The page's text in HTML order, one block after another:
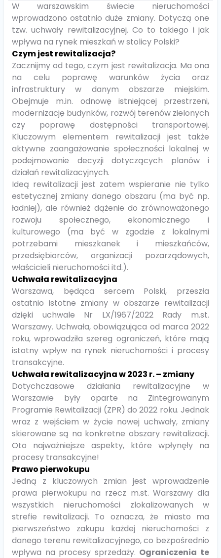
W warszawskim świecie nieruchomości
wprowadzono ostatnio duże zmiany. Dotyczą one
tzw. uchwały rewitalizacyjnej. Co to takiego i jak
wpływa na rynek mieszkań w stolicy Polski?
Czym jest rewitalizacja?
Zacznijmy od tego, czym jest rewitalizacja. Ma ona
na celu poprawę warunków życia oraz
infrastruktury w danym obszarze miejskim.
Obejmuje m.in. odnowę istniejącej przestrzeni,
modernizację budynków, rozwój terenów zielonych
czy poprawę dostępności transportowej.
Kluczowym elementem rewitalizacji jest także
aktywne zaangażowanie społeczności lokalnej w
podejmowanie decyzji dotyczących planów i
działań rewitalizacyjnych.
Ideą rewitalizacji jest zatem wspieranie nie tylko
estetycznej zmiany danego obszaru (ma być np.
ładniej), ale również dążenie do zrównoważonego
rozwoju społecznego, ekonomicznego i
kulturowego (ma być w zgodzie z lokalnymi
potrzebami mieszkanek i mieszkańców,
przedsiębiorców, organizacji pozarządowych,
właścicieli nieruchomości itd.).
Uchwała rewitalizacyjna
Warszawa, będąca sercem Polski, przeszła
ostatnio istotne zmiany w obszarze rewitalizacji
dzięki uchwale Nr LX/1967/2022 Rady m.st.
Warszawy. Uchwała, obowiązująca od marca 2022
roku, wprowadziła szereg ograniczeń, które mają
istotny wpływ na rynek nieruchomości i procesy
transakcyjne.
Uchwała rewitalizacyjna w 2023 r. – zmiany
Dotychczasowe działania rewitalizacyjne w
Warszawie były oparte na Zintegrowanym
Programie Rewitalizacji (ZPR) do 2022 roku. Jednak
wraz z wejściem w życie nowej uchwały, zmiany
skierowane są na konkretne obszary rewitalizacji.
Oto najważniejsze aspekty, które wpłynęły na
procesy transakcyjne!
Prawo pierwokupu
Jedną z kluczowych zmian jest wprowadzenie
prawa pierwokupu na rzecz m.st. Warszawy dla
wszystkich nieruchomości zlokalizowanych w
strefie rewitalizacji. To oznacza, że miasto ma
pierwszeństwo zakupu każdej nieruchomości z
danego terenu rewitalizacyjnego, co bezpośrednio
wpływa na procesy sprzedaży. Ograniczenia te